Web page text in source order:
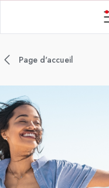
Page d'accueil